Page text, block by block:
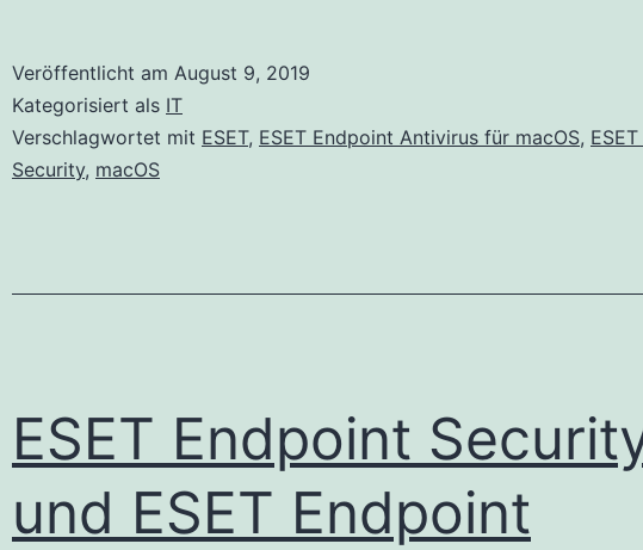
ESET
macOS
wurden
veröffentlicht
Veröffentlicht am August 9, 2019
Kategorisiert als IT
Verschlagwortet mit ESET, ESET Endpoint Antivirus für macOS,
Security, macOS
ESET Endpoint
und ESET Endpoint